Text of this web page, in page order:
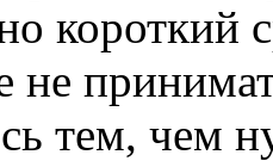
короткий
тем, чем